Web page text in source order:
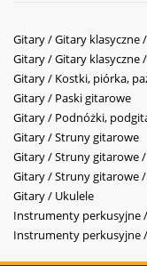
Gitary / Gitary klasyczne
Gitary / Gitary klasyczne
Gitary / Kostki, piórka,
Gitary / Paski gitarowe
Gitary / Podnóżki,
Gitary / Struny gitarowe
Gitary / Struny gitarowe
Gitary / Struny gitarowe
Gitary / Ukulele
Instrumenty perkusyjne /
Instrumenty perkusyjne